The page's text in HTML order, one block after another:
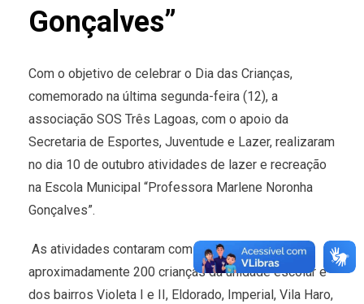
Gonçalves”
Com o objetivo de celebrar o Dia das Crianças,
comemorado na última segunda-feira (12), a
associação SOS Três Lagoas, com o apoio da
Secretaria de Esportes, Juventude e Lazer, realizaram
no dia 10 de outubro atividades de lazer e recreação
na Escola Municipal “Professora Marlene Noronha
Gonçalves”.
As atividades contaram com a participação de
aproximadamente 200 crianças da unidade escolar e
dos bairros Violeta I e II, Eldorado, Imperial, Vila Haro,